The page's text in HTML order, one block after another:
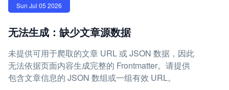
Sun Jul 05 2026
无法生成：缺少文章源数据
未提供可用于爬取的文章 URL 或 JSON 数据，因此
无法依据页面内容生成完整的 Frontmatter。请提供
包含文章信息的 JSON 数组或一组有效 URL。